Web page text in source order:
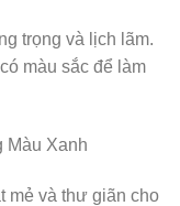
trọng và lịch lãm.
màu sắc để làm
Màu Xanh
mẻ và thư giãn cho